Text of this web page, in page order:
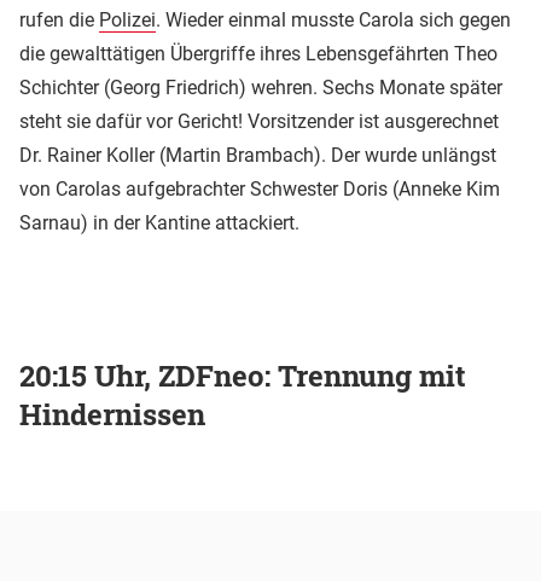
rufen die Polizei. Wieder einmal musste Carola sich gegen
die gewalttätigen Übergriffe ihres Lebensgefährten Theo
Schichter (Georg Friedrich) wehren. Sechs Monate später
steht sie dafür vor Gericht! Vorsitzender ist ausgerechnet
Dr. Rainer Koller (Martin Brambach). Der wurde unlängst
von Carolas aufgebrachter Schwester Doris (Anneke Kim
Sarnau) in der Kantine attackiert.
20:15 Uhr, ZDFneo: Trennung mit
Hindernissen